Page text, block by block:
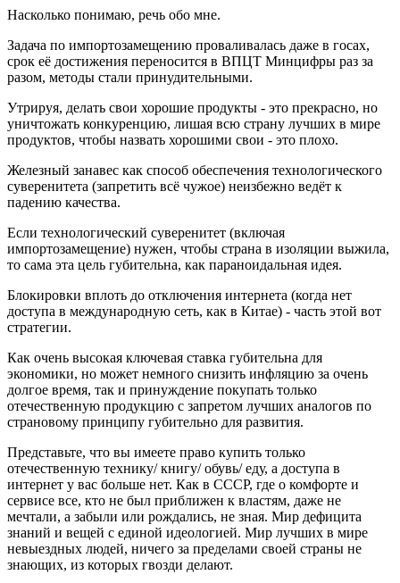
Насколько понимаю, речь обо мне.
Задача по импортозамещению проваливалась даже в госах,
срок её достижения переносится в ВПЦТ Минцифры раз за
разом, методы стали принудительными.
Утрируя, делать свои хорошие продукты - это прекрасно, но
уничтожать конкуренцию, лишая всю страну лучших в мире
продуктов, чтобы назвать хорошими свои - это плохо.
Железный занавес как способ обеспечения технологического
суверенитета (запретить всё чужое) неизбежно ведёт к
падению качества.
Если технологический суверенитет (включая
импортозамещение) нужен, чтобы страна в изоляции выжила,
то сама эта цель губительна, как параноидальная идея.
Блокировки вплоть до отключения интернета (когда нет
доступа в международную сеть, как в Китае) - часть этой вот
стратегии.
Как очень высокая ключевая ставка губительна для
экономики, но может немного снизить инфляцию за очень
долгое время, так и принуждение покупать только
отечественную продукцию с запретом лучших аналогов по
страновому принципу губительно для развития.
Представьте, что вы имеете право купить только
отечественную технику/ книгу/ обувь/ еду, а доступа в
интернет у вас больше нет. Как в СССР, где о комфорте и
сервисе все, кто не был приближен к властям, даже не
мечтали, а забыли или рождались, не зная. Мир дефицита
знаний и вещей с единой идеологией. Мир лучших в мире
невыездных людей, ничего за пределами своей страны не
знающих, из которых гвозди делают.